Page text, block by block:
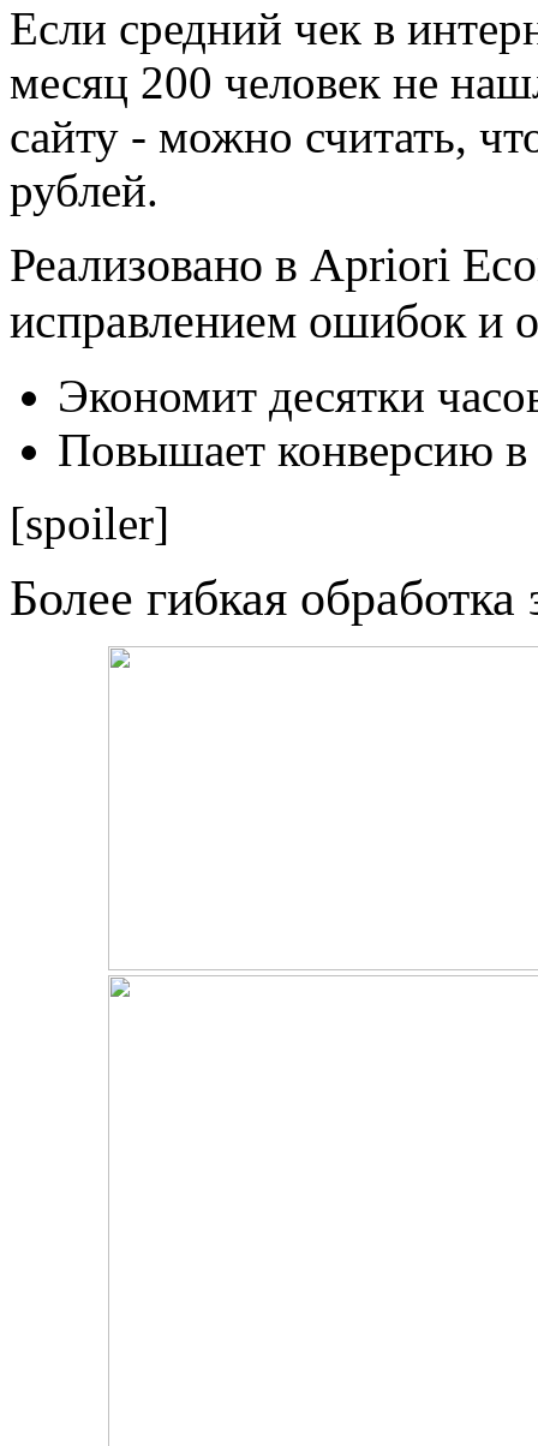
Если средний чек в
месяц 200 человек не
сайту - можно считать,
рублей.
Реализовано в Apriori
исправлением ошибок и
Экономит десятки
Повышает конверсию в
[spoiler]
Более гибкая